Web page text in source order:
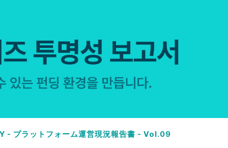
- プラットフォーム運営現況報告書 - Vol.09